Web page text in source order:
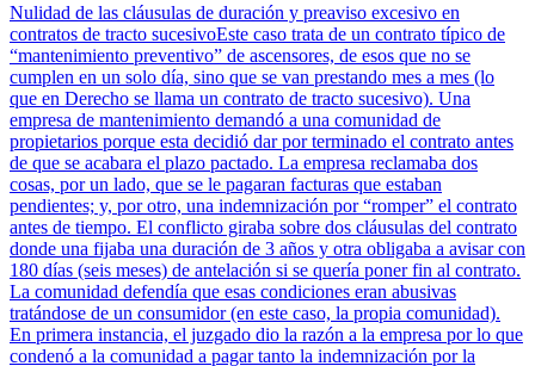
Nulidad de las cláusulas de duración y preaviso excesivo en
contratos de tracto sucesivoEste caso trata de un contrato típico de
“mantenimiento preventivo” de ascensores, de esos que no se
cumplen en un solo día, sino que se van prestando mes a mes (lo
que en Derecho se llama un contrato de tracto sucesivo). Una
empresa de mantenimiento demandó a una comunidad de
propietarios porque esta decidió dar por terminado el contrato antes
de que se acabara el plazo pactado. La empresa reclamaba dos
cosas, por un lado, que se le pagaran facturas que estaban
pendientes; y, por otro, una indemnización por “romper” el contrato
antes de tiempo. El conflicto giraba sobre dos cláusulas del contrato
donde una fijaba una duración de 3 años y otra obligaba a avisar con
180 días (seis meses) de antelación si se quería poner fin al contrato.
La comunidad defendía que esas condiciones eran abusivas
tratándose de un consumidor (en este caso, la propia comunidad).
En primera instancia, el juzgado dio la razón a la empresa por lo que
condenó a la comunidad a pagar tanto la indemnización por la